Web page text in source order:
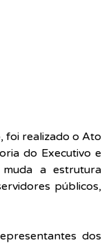
foi realizado o Ato
do Executivo e
a estrutura
públicos,
dos